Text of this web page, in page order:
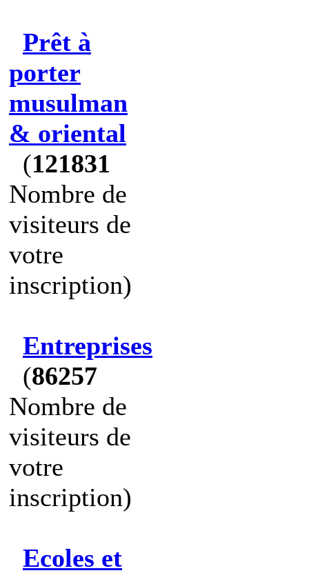
Prêt à
porter
musulman
& oriental
(121831
Nombre de
visiteurs de
votre
inscription)
Entreprises
(86257
Nombre de
visiteurs de
votre
inscription)
Ecoles et